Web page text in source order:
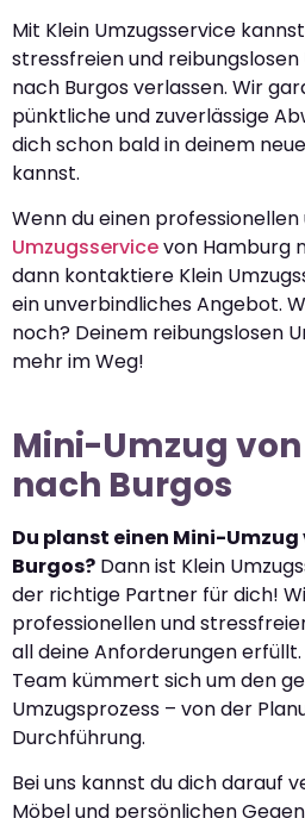
Mit Klein Umzugsservice
stressfreien und
nach Burgos verlassen. Wir
pünktliche und zuverlässige
dich schon bald in deinem
kannst.
Wenn du einen
Umzugsservicevon Hamburg
dann kontaktiere Klein
ein unverbindliches Angebot.
noch? Deinem reibungslosen
mehr im Weg!
Mini-Umzug
nach Burgos
Du planst einen Mini-
Burgos? Dann ist Klein
der richtige Partner für dich!
professionellen und
all deine Anforderungen
Team kümmert sich um den
Umzugsprozess – von der
Durchführung.
Bei uns kannst du dich darauf
Möbel und persönlichen